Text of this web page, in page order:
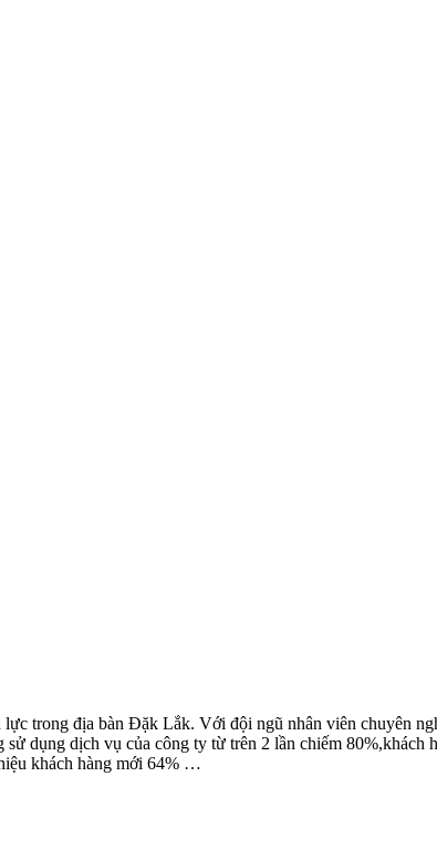
trong địa bàn Đặk Lắk. Với đội ngũ nhân viên chuyên
dụng dịch vụ của công ty từ trên 2 lần chiếm
khách hàng mới 64% …